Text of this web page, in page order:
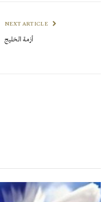
NEXT ARTICLE
أزمة الخليج